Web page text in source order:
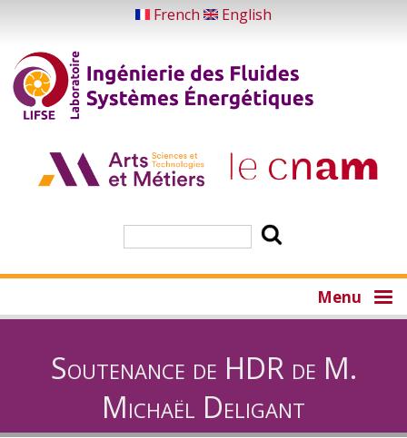
contenu
principal
French English
Menu
Soutenance de HDR de M.
Michaël Deligant